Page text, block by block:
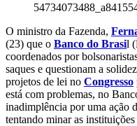
O ministro da Fazenda,
(23) que o Banco do Brasil
coordenados por
saques e questionam a
projetos de lei no Congresso
está com problemas, no
inadimplência por uma ação
tentando minar as